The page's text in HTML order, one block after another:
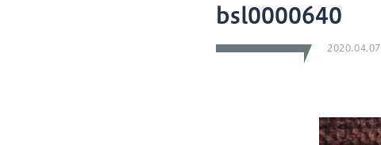
bsl0000640
2020.04.07